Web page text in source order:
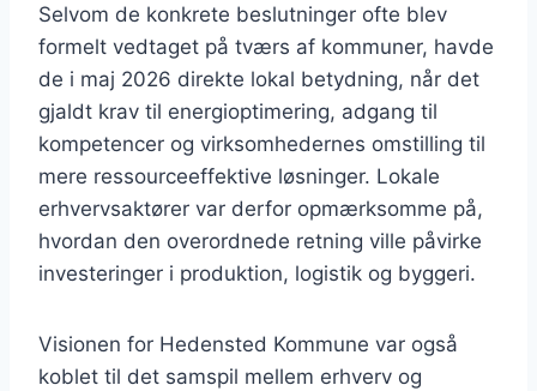
Selvom de konkrete beslutninger ofte blev
formelt vedtaget på tværs af kommuner, havde
de i maj 2026 direkte lokal betydning, når det
gjaldt krav til energioptimering, adgang til
kompetencer og virksomhedernes omstilling til
mere ressourceeffektive løsninger. Lokale
erhvervsaktører var derfor opmærksomme på,
hvordan den overordnede retning ville påvirke
investeringer i produktion, logistik og byggeri.
Visionen for Hedensted Kommune var også
koblet til det samspil mellem erhverv og